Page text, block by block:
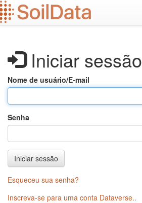
Ir
para
o
Iniciar sessão
Nome de usuário/E-mail
Senha
Iniciar sessão
Esqueceu sua senha?
Inscreva-se para uma conta Dataverse..